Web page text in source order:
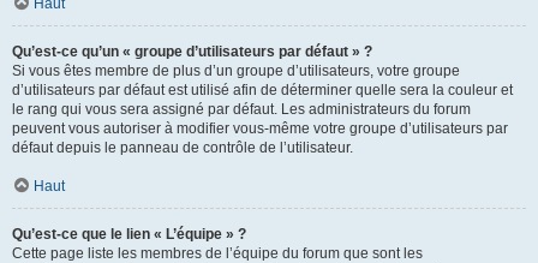
Haut
Qu’est-ce qu’un « groupe d’utilisateurs par défaut » ?
Si vous êtes membre de plus d’un groupe d’utilisateurs, votre groupe
d’utilisateurs par défaut est utilisé afin de déterminer quelle sera la couleur et
le rang qui vous sera assigné par défaut. Les administrateurs du forum
peuvent vous autoriser à modifier vous-même votre groupe d’utilisateurs par
défaut depuis le panneau de contrôle de l’utilisateur.
Haut
Qu’est-ce que le lien « L’équipe » ?
Cette page liste les membres de l’équipe du forum que sont les